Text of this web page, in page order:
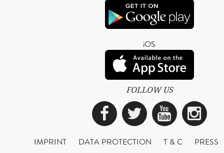
iOS
FOLLOW US
Facebook
Twitter
IMPRINT DATA PROTECTION T & C
PRESS